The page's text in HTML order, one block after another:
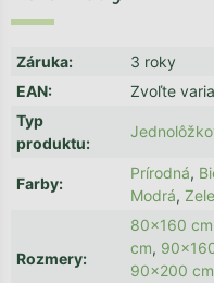
Záruka:
3 roky
EAN:
Zvoľte
Typ
produktu:
Farby:
Prírodná,
Modrá,
Rozmery:
80x160 cm
cm,
90x200 cm